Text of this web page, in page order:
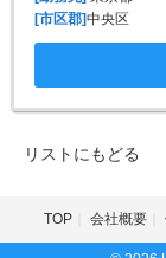
[市区郡]中央区
リストにもどる
TOP 会社概要